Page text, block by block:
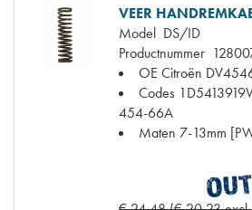
VEER
Model DS/ID
Productnummer
OE Citroën
Codes
454-66A
Maten 7-13mm